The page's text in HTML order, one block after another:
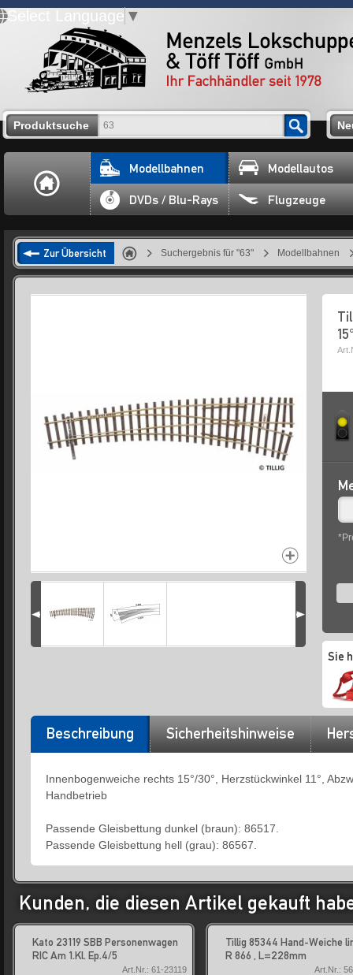
Select Language ▼
Produktsuche
Modellbahnen Modellautos
DVDs / Blu-Rays Flugzeuge
Zur Übersicht Suchergebnis für "63" Modellbahnen
Sie
Beschreibung Sicherheitshinweise
Innenbogenweiche rechts 15°/30°, Herzstückwinkel 11°,
Handbetrieb
Passende Gleisbettung dunkel (braun): 86517.
Passende Gleisbettung hell (grau): 86567.
Kunden, die diesen Artikel gekauft
Kato 23119 SBB Personenwagen
RIC Am 1.Kl. Ep.4/5
Art.Nr.: 61-23119
Tillig 85344 Hand-Weiche
R 866 , L=228mm
Art.Nr.: